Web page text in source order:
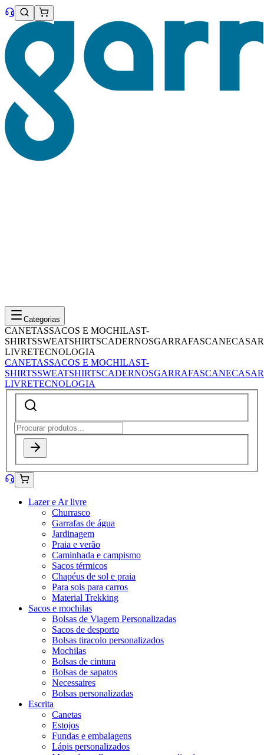
Categorias
CANETASSACOS E MOCHILAST-
SHIRTSSWEATSHIRTSCADERNOSGARRAFASCANECASAR
LIVRETECNOLOGIA
CANETASSACOS E MOCHILAST-
SHIRTSSWEATSHIRTSCADERNOSGARRAFASCANECASAR
LIVRETECNOLOGIA
Lazer e Ar livre
Churrasco
Garrafas de água
Jardinagem
Praia e verão
Caminhada e campismo
Sacos térmicos
Chapéus de sol e praia
Para sois para carros
Material Trekking
Sacos e mochilas
Bolsas de Viagem Personalizadas
Sacos de desporto
Bolsas tiracolo personalizados
Mochilas
Bolsas de cintura
Bolsas de sapatos
Necessaires
Bolsas personalizadas
Escrita
Canetas
Estojos
Fundas e embalagens
Lápis personalizados